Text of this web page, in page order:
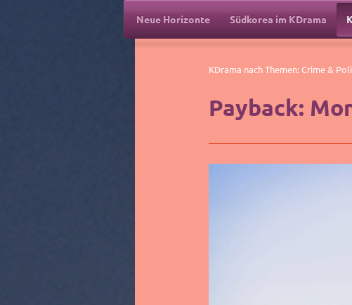
Neue Horizonte Südkorea im KDrama
KDrama nach Themen: Crime &
Payback: